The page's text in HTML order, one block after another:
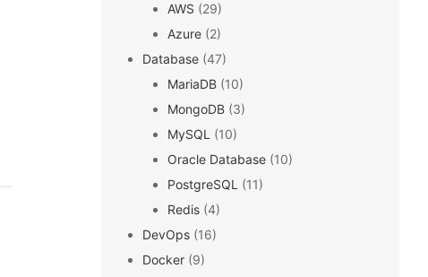
AWS (29)
Azure (2)
Database (47)
MariaDB (10)
MongoDB (3)
MySQL (10)
Oracle Database (10)
PostgreSQL (11)
Redis (4)
DevOps (16)
Docker (9)